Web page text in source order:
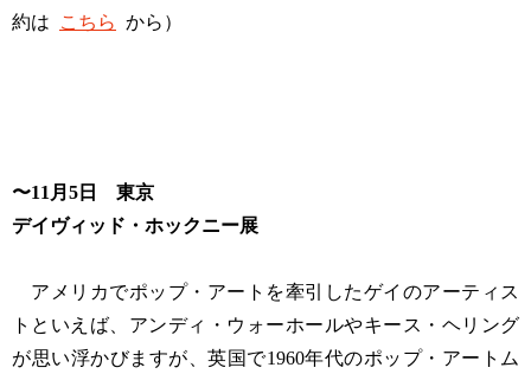
約は
こちら から）
〜11月5日 東京
デイヴィッド・ホックニー展
アメリカでポップ・アートを牽引したゲイのアーティス
トといえば、アンディ・ウォーホールやキース・ヘリング
が思い浮かびますが、英国で1960年代のポップ・アートム